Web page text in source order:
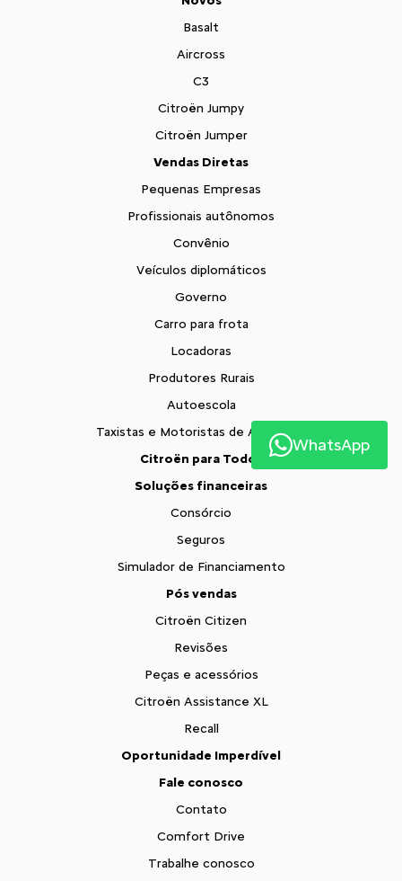
Basalt
Aircross
C3
Citroën Jumpy
Citroën Jumper
Vendas Diretas
Pequenas Empresas
Profissionais autônomos
Convênio
Veículos diplomáticos
Governo
Carro para frota
Locadoras
Produtores Rurais
Autoescola
Taxistas e Motoristas de Aplicativo
Citroën para Todos
Soluções financeiras
Consórcio
Seguros
Simulador de Financiamento
Pós vendas
Citroën Citizen
Revisões
Peças e acessórios
Citroën Assistance XL
Recall
Oportunidade Imperdível
Fale conosco
Contato
Comfort Drive
Trabalhe conosco
WhatsApp